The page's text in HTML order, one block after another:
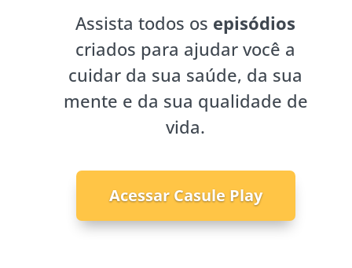
Assista todos os episódios
criados para ajudar você a
cuidar da sua saúde, da sua
mente e da sua qualidade de
vida.
Acessar Casule Play